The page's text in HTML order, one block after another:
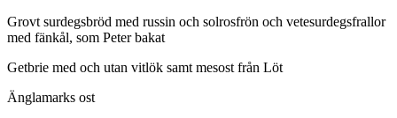
Grovt surdegsbröd med russin och solrosfrön och vetesurdegsfrallor
med fänkål, som Peter bakat
Getbrie med och utan vitlök samt mesost från Löt
Änglamarks ost